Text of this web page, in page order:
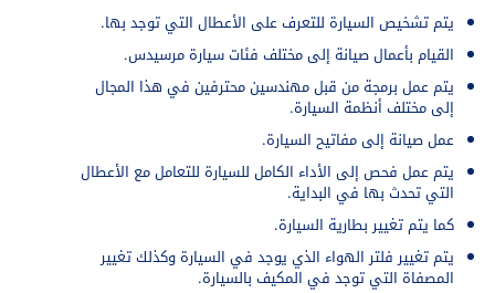
يتم تشخيص السيارة للتعرف على الأعطال التي توجد بها.
القيام بأعمال صيانة إلى مختلف فئات سيارة مرسيدس.
يتم عمل برمجة من قبل مهندسين محترفين في هذا المجال
إلى مختلف أنظمة السيارة.
عمل صيانة إلى مفاتيح السيارة.
يتم عمل فحص إلى الأداء الكامل للسيارة للتعامل مع الأعطال
التي تحدث بها في البداية.
كما يتم تغيير بطارية السيارة.
يتم تغيير فلتر الهواء الذي يوجد في السيارة وكذلك تغيير
المصفاة التي توجد في المكيف بالسيارة.